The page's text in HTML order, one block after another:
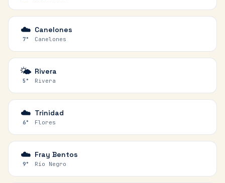
☁️
7°
Canelones
Canelones
🌤️
5°
Rivera
Rivera
☁️
6°
Trinidad
Flores
☁️
9°
Fray Bentos
Río Negro